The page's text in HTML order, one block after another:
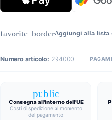
favorite_borderAggiungi alla lista
Numero articolo: 294000
public
Consegna all'interno dell'UE
Costi di spedizione al momento
del pagamento